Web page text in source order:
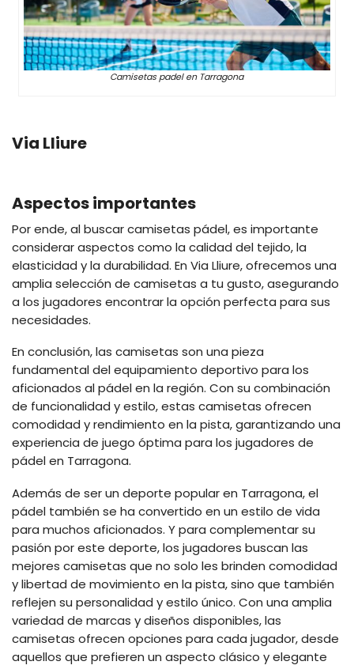
Camisetas padel en Tarragona
Via Lliure
Aspectos importantes
Por ende, al buscar camisetas pádel, es importante
considerar aspectos como la calidad del tejido, la
elasticidad y la durabilidad. En Via Lliure, ofrecemos una
amplia selección de camisetas a tu gusto, asegurando
a los jugadores encontrar la opción perfecta para sus
necesidades.
En conclusión, las camisetas son una pieza
fundamental del equipamiento deportivo para los
aficionados al pádel en la región. Con su combinación
de funcionalidad y estilo, estas camisetas ofrecen
comodidad y rendimiento en la pista, garantizando una
experiencia de juego óptima para los jugadores de
pádel en Tarragona.
Además de ser un deporte popular en Tarragona, el
pádel también se ha convertido en un estilo de vida
para muchos aficionados. Y para complementar su
pasión por este deporte, los jugadores buscan las
mejores camisetas que no solo les brinden comodidad
y libertad de movimiento en la pista, sino que también
reflejen su personalidad y estilo único. Con una amplia
variedad de marcas y diseños disponibles, las
camisetas ofrecen opciones para cada jugador, desde
aquellos que prefieren un aspecto clásico y elegante